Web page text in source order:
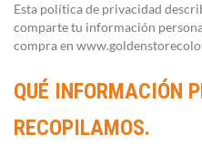
Esta política de privacidad
comparte tu información
compra en
QUÉ INFORMACIÓN
RECOPILAMOS.